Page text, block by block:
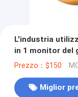
L'industria
in 1 monitor del
Prezzo：$150
Miglior